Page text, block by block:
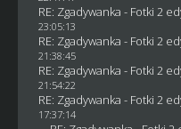
RE: Zgadywanka - Fotki 2
23:05:13
RE: Zgadywanka - Fotki 2
21:38:45
RE: Zgadywanka - Fotki 2
21:54:22
RE: Zgadywanka - Fotki 2
17:37:14